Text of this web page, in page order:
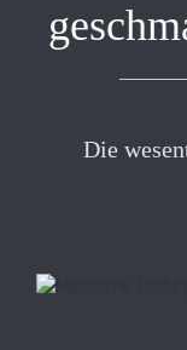
Die